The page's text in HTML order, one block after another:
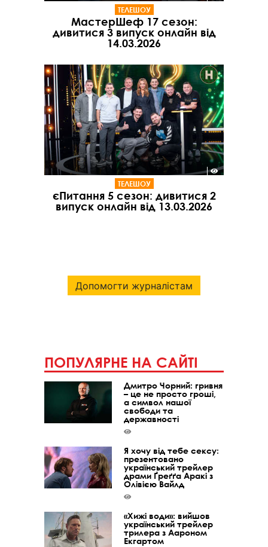
ТЕЛЕШОУ
МастерШеф 17 сезон:
дивитися 3 випуск онлайн від
14.03.2026
ТЕЛЕШОУ
єПитання 5 сезон: дивитися 2
випуск онлайн від 13.03.2026
Допомогти журналістам
ПОПУЛЯРНЕ НА САЙТІ
Дмитро Чорний: гривня
– це не просто гроші,
а символ нашої
свободи та
державності
Я хочу від тебе сексу:
презентовано
український трейлер
драми Ґреґґа Аракі з
Олівією Вайлд
«Хижі води»: вийшов
український трейлер
трилера з Аароном
Екгартом